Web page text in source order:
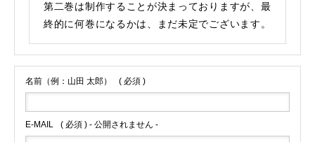
第二巻は制作することが決まっておりますが、最
終的に何巻になるかは、まだ未定でございます。
名前（例：山田 太郎） ( 必須 )
E-MAIL ( 必須 ) - 公開されません -